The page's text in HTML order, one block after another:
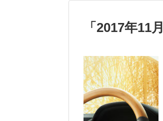
「 2017年11月